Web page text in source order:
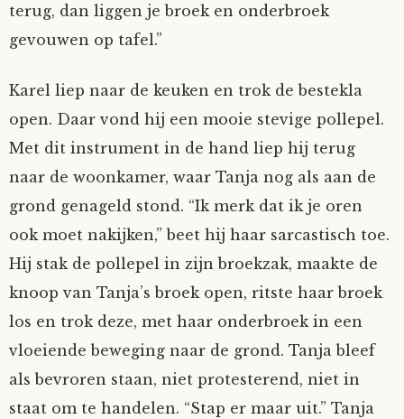
terug, dan liggen je broek en onderbroek
gevouwen op tafel.”
Karel liep naar de keuken en trok de bestekla
open. Daar vond hij een mooie stevige pollepel.
Met dit instrument in de hand liep hij terug
naar de woonkamer, waar Tanja nog als aan de
grond genageld stond. “Ik merk dat ik je oren
ook moet nakijken,” beet hij haar sarcastisch toe.
Hij stak de pollepel in zijn broekzak, maakte de
knoop van Tanja’s broek open, ritste haar broek
los en trok deze, met haar onderbroek in een
vloeiende beweging naar de grond. Tanja bleef
als bevroren staan, niet protesterend, niet in
staat om te handelen. “Stap er maar uit.” Tanja